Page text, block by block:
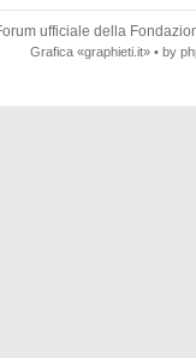
ufficiale della
Grafica «graphieti.it» • by